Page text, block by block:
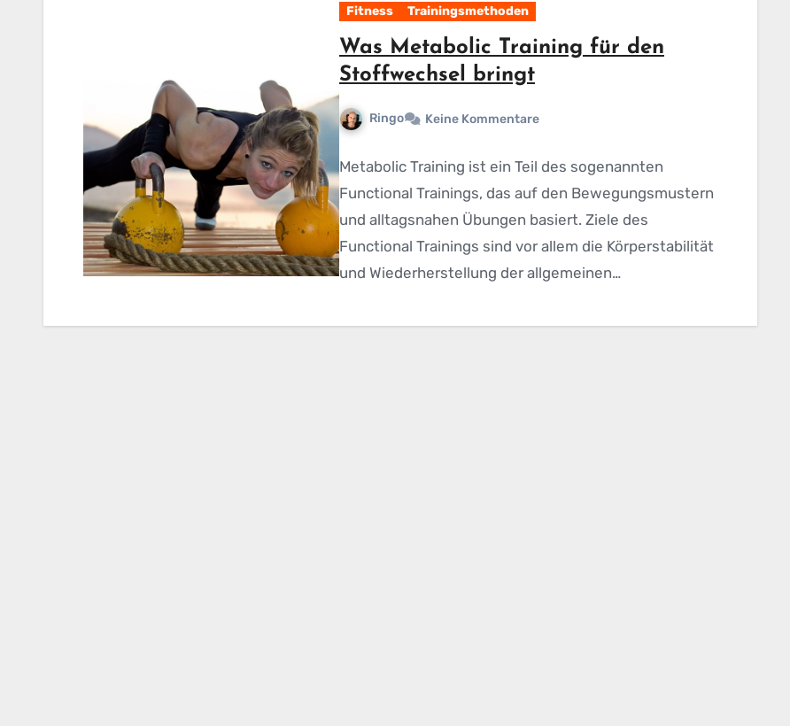
Fitness Trainingsmethoden
Was Metabolic Training für den
Stoffwechsel bringt
Ringo Keine Kommentare
Metabolic Training ist ein Teil des sogenannten
Functional Trainings, das auf den Bewegungsmustern
und alltagsnahen Übungen basiert. Ziele des
Functional Trainings sind vor allem die Körperstabilität
und Wiederherstellung der allgemeinen…